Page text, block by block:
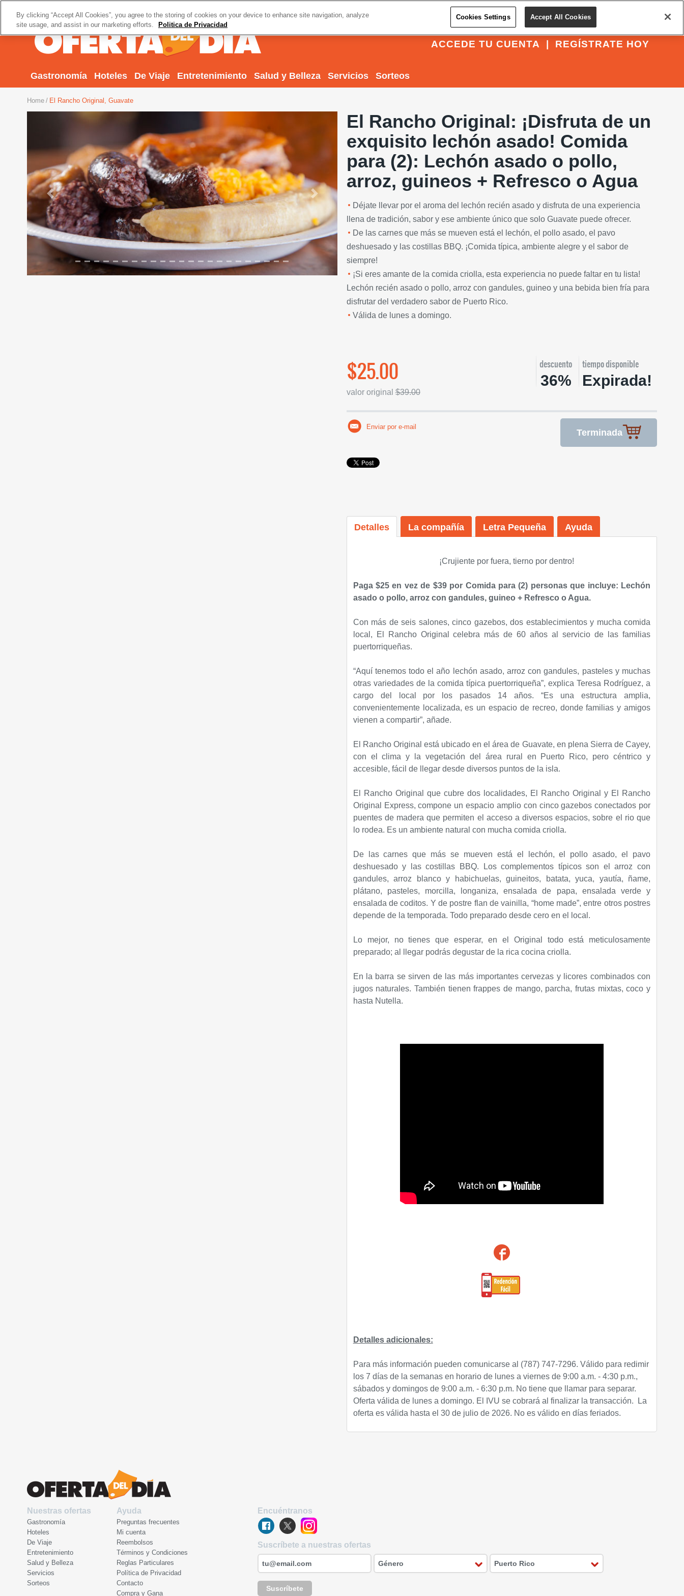
REGÍSTRATE HOY
ACCEDE TU CUENTA
Gastronomía Hoteles De Viaje Entretenimiento Salud y Belleza Servicios Sorteos
Home El Rancho Original, Guavate
Previous Next
El Rancho Original: ¡Disfruta de un
exquisito lechón asado! Comida
para (2): Lechón asado o pollo,
arroz, guineos + Refresco o Agua
Déjate llevar por el aroma del lechón recién asado y disfruta de una experiencia
llena de tradición, sabor y ese ambiente único que solo Guavate puede ofrecer.
De las carnes que más se mueven está el lechón, el pollo asado, el pavo
deshuesado y las costillas BBQ. ¡Comida típica, ambiente alegre y el sabor de
siempre!
¡Si eres amante de la comida criolla, esta experiencia no puede faltar en tu lista!
Lechón recién asado o pollo, arroz con gandules, guineo y una bebida bien fría para
disfrutar del verdadero sabor de Puerto Rico.
Válida de lunes a domingo.
$25.00
valor original$39.00
descuento
36%
tiempo disponible
Expirada!
Terminada
Enviar por e-mail
Detalles La compañía Letra Pequeña Ayuda
¡Crujiente por fuera, tierno por dentro!
Paga $25 en vez de $39 por Comida para (2) personas que incluye: Lechón
asado o pollo, arroz con gandules, guineo + Refresco o Agua.
Con más de seis salones, cinco gazebos, dos establecimientos y mucha comida
local, El Rancho Original celebra más de 60 años al servicio de las familias
puertorriqueñas.
“Aquí tenemos todo el año lechón asado, arroz con gandules, pasteles y muchas
otras variedades de la comida típica puertorriqueña”, explica Teresa Rodríguez, a
cargo del local por los pasados 14 años. “Es una estructura amplia,
convenientemente localizada, es un espacio de recreo, donde familias y amigos
vienen a compartir”, añade.
El Rancho Original está ubicado en el área de Guavate, en plena Sierra de Cayey,
con el clima y la vegetación del área rural en Puerto Rico, pero céntrico y
accesible, fácil de llegar desde diversos puntos de la isla.
El Rancho Original que cubre dos localidades, El Rancho Original y El Rancho
Original Express, compone un espacio amplio con cinco gazebos conectados por
puentes de madera que permiten el acceso a diversos espacios, sobre el rio que
lo rodea. Es un ambiente natural con mucha comida criolla.
De las carnes que más se mueven está el lechón, el pollo asado, el pavo
deshuesado y las costillas BBQ. Los complementos típicos son el arroz con
gandules, arroz blanco y habichuelas, guineitos, batata, yuca, yautía, ñame,
plátano, pasteles, morcilla, longaniza, ensalada de papa, ensalada verde y
ensalada de coditos. Y de postre flan de vainilla, “home made”, entre otros postres
depende de la temporada. Todo preparado desde cero en el local.
Lo mejor, no tienes que esperar, en el Original todo está meticulosamente
preparado; al llegar podrás degustar de la rica cocina criolla.
En la barra se sirven de las más importantes cervezas y licores combinados con
jugos naturales. También tienen frappes de mango, parcha, frutas mixtas, coco y
hasta Nutella.
Detalles adicionales:
Para más información pueden comunicarse al (787) 747-7296. Válido para redimir
los 7 días de la semanas en horario de lunes a viernes de 9:00 a.m. - 4:30 p.m.,
sábados y domingos de 9:00 a.m. - 6:30 p.m. No tiene que llamar para separar.
Oferta válida de lunes a domingo. El IVU se cobrará al finalizar la transacción. La
oferta es válida hasta el 30 de julio de 2026. No es válido en días feriados.
Nuestras ofertas
Gastronomía
Hoteles
De Viaje
Entretenimiento
Salud y Belleza
Servicios
Sorteos
Ayuda
Preguntas frecuentes
Mi cuenta
Reembolsos
Términos y Condiciones
Reglas Particulares
Política de Privacidad
Contacto
Compra y Gana
Encuéntranos
Suscríbete a nuestras ofertas
Suscríbete
By clicking “Accept All Cookies”, you agree to the storing of cookies on your device to enhance site navigation, analyze
site usage, and assist in our marketing efforts.
Politica de Privacidad
Cookies Settings Accept All Cookies